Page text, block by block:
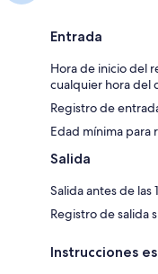
Entrada
Hora de inicio del
cualquier hora del
Registro de
Edad mínima para
Salida
Salida antes de las
Registro de salida
Instrucciones